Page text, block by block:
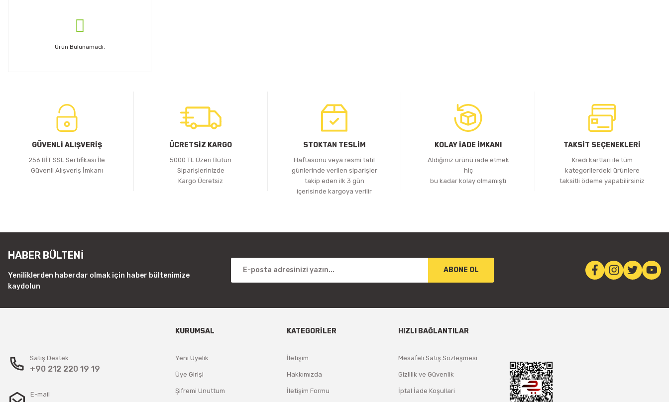
Ürün Bulunamadı.
GÜVENLİ ALIŞVERİŞ
256 BİT SSL Sertifikası İle
Güvenli Alışveriş İmkanı
ÜCRETSİZ KARGO
5000 TL Üzeri Bütün
Siparişlerinizde
Kargo Ücretsiz
STOKTAN TESLİM
Haftasonu veya resmi tatil
günlerinde verilen siparişler
takip eden ilk 3 gün
içerisinde kargoya verilir
KOLAY İADE İMKANI
Aldığınız ürünü iade etmek
hiç
bu kadar kolay olmamıştı
TAKSİT SEÇENEKLERİ
Kredi kartları ile tüm
kategorilerdeki ürünlere
taksitli ödeme yapabilirsiniz
HABER BÜLTENİ
Yeniliklerden haberdar olmak için haber bültenimize
kaydolun
ABONE OL
Satış Destek
+90 212 220 19 19
E-mail
KURUMSAL
Yeni Üyelik
Üye Girişi
Şifremi Unuttum
KATEGORİLER
İletişim
Hakkımızda
İletişim Formu
HIZLI BAĞLANTILAR
Mesafeli Satış Sözleşmesi
Gizlilik ve Güvenlik
İptal İade Koşullari